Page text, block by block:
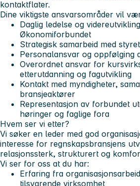
kontaktflater.
Dine viktigste ansvarsområder vil
Daglig ledelse og
Økonomiforbundet
Strategisk samarbeid med styret
Personalansvar og oppfølging
Overordnet ansvar for
etterutdanning og fagutvikling
Kontakt med myndigheter,
bransjeaktører
Representasjon av forbundet
høringer og faglige fora
Hvem ser vi etter?
Vi søker en leder med god
interesse for regnskapsbransjens
relasjonssterk, strukturert og
Vi ser for oss at du har:
Erfaring fra
tilsvarende virksomhet